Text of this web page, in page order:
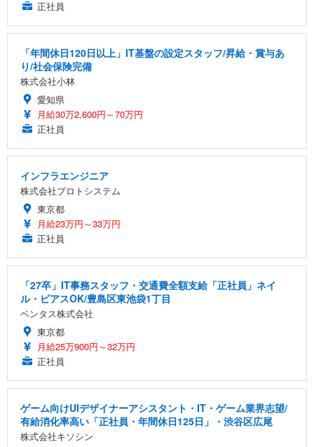
正社員
「年間休日120日以上」IT基盤の設定スタッフ/昇給・賞与あ
り/社会保険完備
株式会社小林
愛知県
月給30万2,600円～70万円
正社員
インフラエンジニア
株式会社プロトシステム
東京都
月給23万円～33万円
正社員
「27卒」IT事務スタッフ・交通費全額支給「正社員」ネイ
ル・ピアスOK/豊島区東池袋1丁目
ベンタス株式会社
東京都
月給25万900円～32万円
正社員
ゲーム向けUIデザイナーアシスタント・IT・ゲーム業界志望/
有給消化率高い「正社員・年間休日125日」・渋谷区広尾
株式会社キソシン